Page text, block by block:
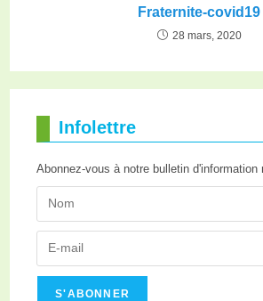
Fraternite-covid19
28 mars, 2020
Infolettre
Abonnez-vous à notre bulletin d'information
S'ABONNER